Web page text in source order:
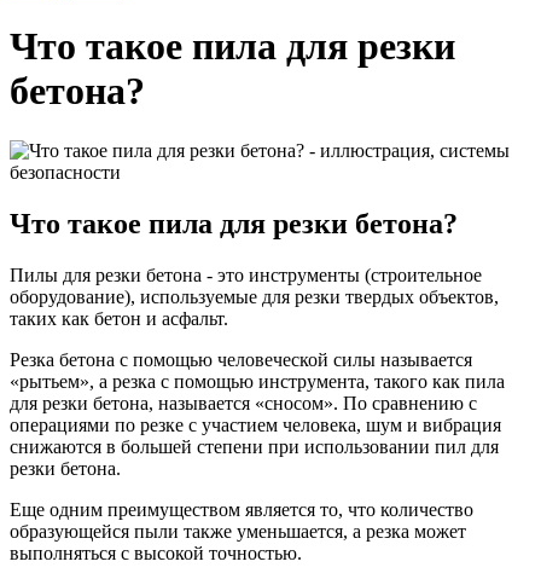
Что такое пила для резки
бетона?
Что такое пила для резки бетона?
Пилы для резки бетона - это инструменты (строительное
оборудование), используемые для резки твердых объектов,
таких как бетон и асфальт.
Резка бетона с помощью человеческой силы называется
«рытьем», а резка с помощью инструмента, такого как пила
для резки бетона, называется «сносом». По сравнению с
операциями по резке с участием человека, шум и вибрация
снижаются в большей степени при использовании пил для
резки бетона.
Еще одним преимуществом является то, что количество
образующейся пыли также уменьшается, а резка может
выполняться с высокой точностью.